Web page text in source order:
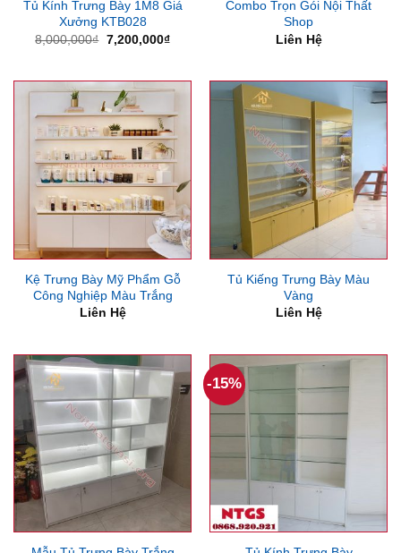
Tủ Kính Trưng Bày 1M8 Giá
Xưởng KTB028
8,000,000₫ Giá
7,200,000₫Giá
7,200,000₫.
Combo Trọn Gói Nội Thất
Shop
Liên Hệ
Kệ Trưng Bày Mỹ Phẩm Gỗ
Công Nghiệp Màu Trắng
Liên Hệ
Tủ Kiếng Trưng Bày Màu
Vàng
Liên Hệ
-15%